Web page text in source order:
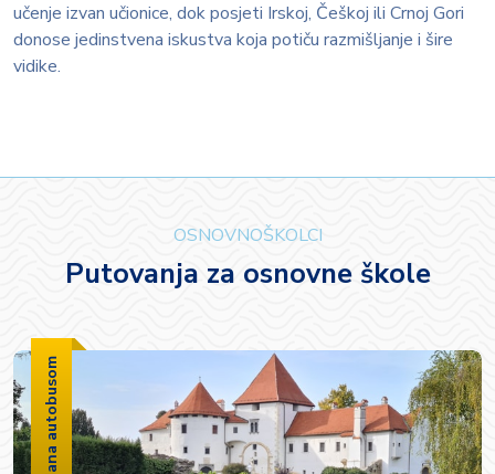
učenje izvan učionice, dok posjeti Irskoj, Češkoj ili Crnoj Gori
donose jedinstvena iskustva koja potiču razmišljanje i šire
vidike.
OSNOVNOŠKOLCI
Putovanja za osnovne škole
3-5 dana autobusom